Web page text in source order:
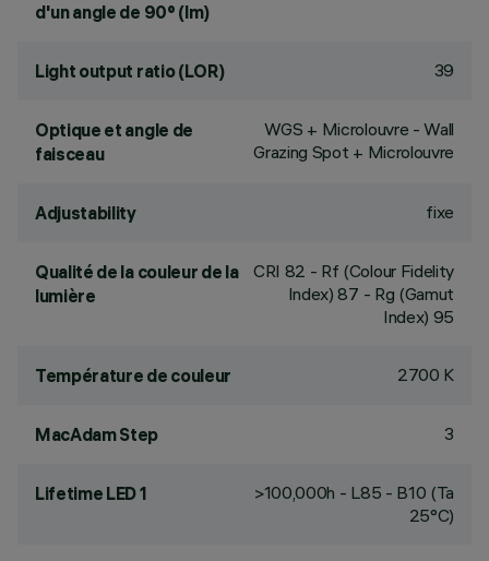
d'un angle de 90° (lm)
Light output ratio (LOR) 39
Optique et angle de
faisceau
WGS + Microlouvre - Wall
Grazing Spot + Microlouvre
Adjustability fixe
Qualité de la couleur de la
lumière
CRI 82 - Rf (Colour Fidelity
Index) 87 - Rg (Gamut
Index) 95
Température de couleur 2700 K
MacAdam Step 3
Lifetime LED 1
>100,000h - L85 - B10 (Ta
25°C)